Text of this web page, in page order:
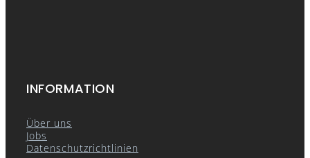
INFORMATION
Über uns
Jobs
Datenschutzrichtlinien